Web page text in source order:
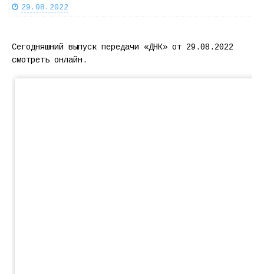
29.08.2022
Сегодняшний выпуск передачи «ДНК» от 29.08.2022
смотреть онлайн.